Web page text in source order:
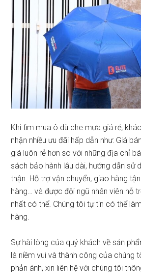
Khi tìm mua ô dù che mưa giá rẻ,
nhận nhiều ưu đãi hấp dẫn như: Giá
giá luôn rẻ hơn so với những địa chỉ
sách bảo hành lâu dài, hướng dẫn sử
thận. Hỗ trợ vận chuyển, giao hàng
hàng… và được đội ngũ nhân viên hỗ
nhất có thể. Chúng tôi tự tin có thể
hàng.
Sự hài lòng của quý khách về sản
là niềm vui và thành công của chúng
phản ánh, xin liên hệ với chúng tôi